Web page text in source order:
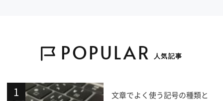
POPULAR 人気記事
文章でよく使う記号の種類と